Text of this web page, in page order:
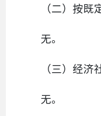
（二）按
无。
（三）经济
无。